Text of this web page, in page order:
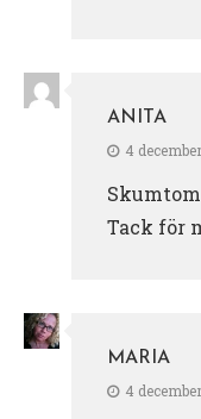
ANITA
4
Tack för
MARIA
4